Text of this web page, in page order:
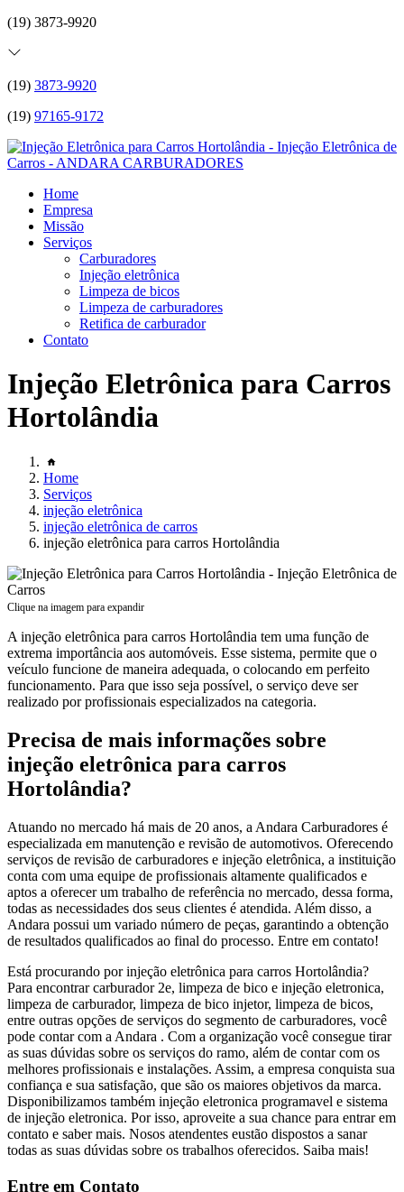
(19) 3873-9920
(19) 3873-9920
(19) 97165-9172
Home
Empresa
Missão
Serviços
Carburadores
Injeção eletrônica
Limpeza de bicos
Limpeza de carburadores
Retifica de carburador
Contato
Injeção Eletrônica para Carros
Hortolândia
Home
Serviços
injeção eletrônica
injeção eletrônica de carros
injeção eletrônica para carros Hortolândia
Clique na imagem para expandir
A injeção eletrônica para carros Hortolândia tem uma função de
extrema importância aos automóveis. Esse sistema, permite que o
veículo funcione de maneira adequada, o colocando em perfeito
funcionamento. Para que isso seja possível, o serviço deve ser
realizado por profissionais especializados na categoria.
Precisa de mais informações sobre
injeção eletrônica para carros
Hortolândia?
Atuando no mercado há mais de 20 anos, a Andara Carburadores é
especializada em manutenção e revisão de automotivos. Oferecendo
serviços de revisão de carburadores e injeção eletrônica, a instituição
conta com uma equipe de profissionais altamente qualificados e
aptos a oferecer um trabalho de referência no mercado, dessa forma,
todas as necessidades dos seus clientes é atendida. Além disso, a
Andara possui um variado número de peças, garantindo a obtenção
de resultados qualificados ao final do processo. Entre em contato!
Está procurando por injeção eletrônica para carros Hortolândia?
Para encontrar carburador 2e, limpeza de bico e injeção eletronica,
limpeza de carburador, limpeza de bico injetor, limpeza de bicos,
entre outras opções de serviços do segmento de carburadores, você
pode contar com a Andara . Com a organização você consegue tirar
as suas dúvidas sobre os serviços do ramo, além de contar com os
melhores profissionais e instalações. Assim, a empresa conquista sua
confiança e sua satisfação, que são os maiores objetivos da marca.
Disponibilizamos também injeção eletronica programavel e sistema
de injeção eletronica. Por isso, aproveite a sua chance para entrar em
contato e saber mais. Nosos atendentes eustão dispostos a sanar
todas as suas dúvidas sobre os trabalhos oferecidos. Saiba mais!
Entre em Contato